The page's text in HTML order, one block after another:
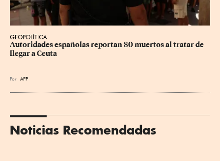
GEOPOLÍTICA
Autoridades españolas reportan 80 muertos al tratar de
llegar a Ceuta
Por AFP
Noticias Recomendadas